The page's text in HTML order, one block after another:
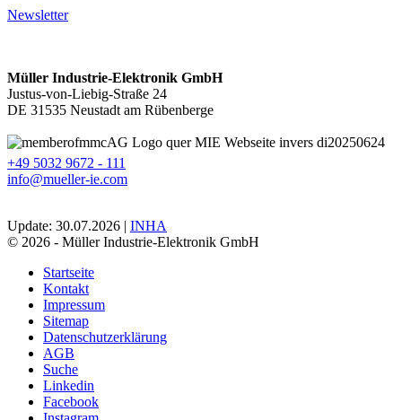
Newsletter
Müller Industrie-Elektronik GmbH
Justus-von-Liebig-Straße 24
DE 31535 Neustadt am Rübenberge
+49 5032 9672 - 111
info@mueller-ie.com
Update: 30.07.2026 | INHA
© 2026 - Müller Industrie-Elektronik GmbH
Startseite
Kontakt
Impressum
Sitemap
Datenschutzerklärung
AGB
Suche
Linkedin
Facebook